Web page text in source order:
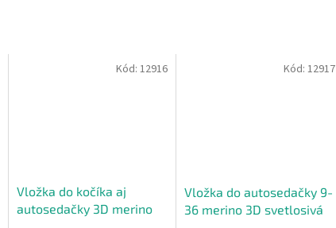
Vložka do kočíka aj
autosedačky 3D merino
Kód: 12916
Vložka do autosedačky 9-
36 merino 3D svetlosivá
Kód:12917